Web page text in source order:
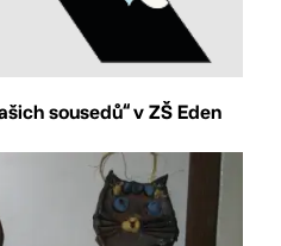
sousedů“ v ZŠ Eden